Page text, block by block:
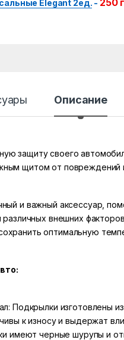
Elegant 2ед. - 250
Описание
защиту своего
щитом от повреждений
и важный аксессуар,
различных внешних
оптимальную
Подкрылки изготовлены
к износу и выдержат
имеют черные шурупы и